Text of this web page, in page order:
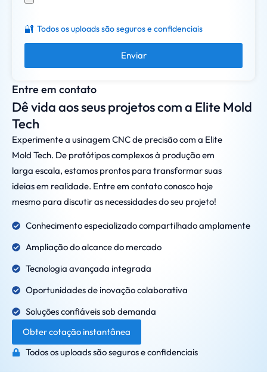
Entre em contato
Dê vida aos seus projetos com a Elite Mold
Tech
Experimente a usinagem CNC de precisão com a Elite
Mold Tech. De protótipos complexos à produção em
larga escala, estamos prontos para transformar suas
ideias em realidade. Entre em contato conosco hoje
mesmo para discutir as necessidades do seu projeto!
Conhecimento especializado compartilhado amplamente
Ampliação do alcance do mercado
Tecnologia avançada integrada
Oportunidades de inovação colaborativa
Soluções confiáveis sob demanda
Obter cotação instantânea
Todos os uploads são seguros e confidenciais
🔐 Todos os uploads são seguros e confidenciais
Enviar